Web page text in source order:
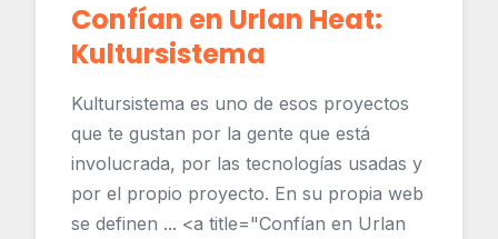
Confían en Urlan Heat:
Kultursistema
Kultursistema es uno de esos proyectos
que te gustan por la gente que está
involucrada, por las tecnologías usadas y
por el propio proyecto. En su propia web
se definen ... <a title="Confían en Urlan